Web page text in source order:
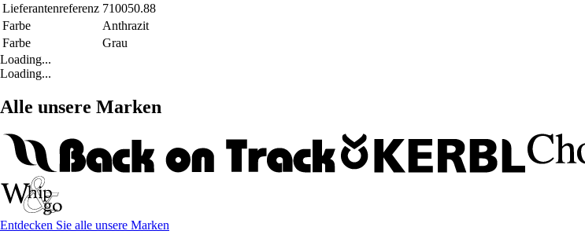
Lieferantenreferenz 710050.88
Farbe
Anthrazit
Farbe
Grau
Loading...
Loading...
Alle unsere Marken
Entdecken Sie alle unsere Marken